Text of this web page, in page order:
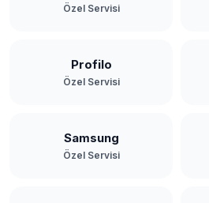
Özel Servisi
Profilo
Özel Servisi
Samsung
Özel Servisi